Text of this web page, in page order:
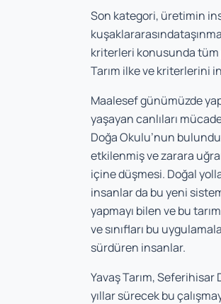
Son kategori, üretimin
kriterleri konusunda tüm
Tarım ilke ve kriterlerini
Maalesef günümüzde
yaşayan canlıları
Doğa Okulu’nun
etkilenmiş ve zarara
içine düşmesi. Doğal
insanlar da bu yeni
yapmayı bilen ve bu
ve sınıfları bu
sürdüren insanlar.
Yavaş Tarım, Seferihisar
yıllar sürecek bu